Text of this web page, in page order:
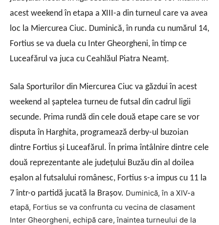
acest weekend în etapa a XIII-a din turneul care va avea
loc la Miercurea Ciuc. Duminică, în runda cu numărul 14,
Fortius se va duela cu Inter Gheorgheni, în timp ce
Luceafărul va juca cu Ceahlăul Piatra Neamţ.
Sala Sporturilor din Miercurea Ciuc va găzdui în acest
weekend al şaptelea turneu de futsal din cadrul ligii
secunde. Prima rundă din cele două etape care se vor
disputa în Harghita, programează derby-ul buzoian
dintre Fortius şi Luceafărul. În prima întâlnire dintre cele
două reprezentante ale judeţului Buzău din al doilea
eşalon al futsalului românesc, Fortius s-a impus cu 11 la
7 într-o partidă jucată la Braşov. Duminică, în a XIV-a
etapă, Fortius se va confrunta cu vecina de clasament
Inter Gheorgheni, echipă care, înaintea turneului de la